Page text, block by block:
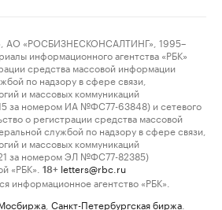
«РОСБИЗНЕСКОНСАЛТИНГ», 1995–
информационного агентства «РБК»
средства массовой информации
по надзору в сфере связи,
и массовых коммуникаций
за номером ИА №ФС77-63848) и сетевого
о регистрации средства массовой
службой по надзору в сфере связи,
и массовых коммуникаций
за номером ЭЛ №ФС77-82385)
«РБК».
18+ letters@rbc.ru
информационное агентство «РБК».
Санкт-Петербургская биржа